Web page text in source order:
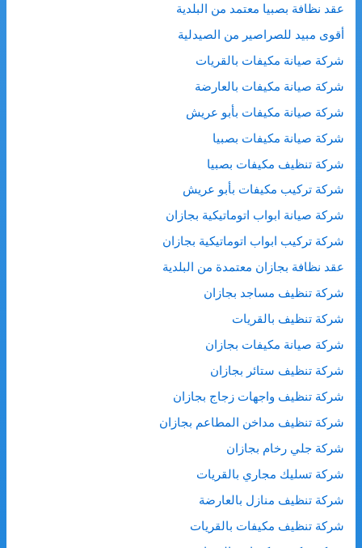
عقد نظافة بصبيا معتمد من البلدية
أقوى مبيد للصراصير من الصيدلية
شركة صيانة مكيفات بالقريات
شركة صيانة مكيفات بالعارضة
شركة صيانة مكيفات بأبو عريش
شركة صيانة مكيفات بصبيا
شركة تنظيف مكيفات بصبيا
شركة تركيب مكيفات بأبو عريش
شركة صيانة ابواب اتوماتيكية بجازان
شركة تركيب ابواب اتوماتيكية بجازان
عقد نظافة بجازان معتمدة من البلدية
شركة تنظيف مساجد بجازان
شركة تنظيف بالقريات
شركة صيانة مكيفات بجازان
شركة تنظيف ستائر بجازان
شركة تنظيف واجهات زجاج بجازان
شركة تنظيف مداخن المطاعم بجازان
شركة جلي رخام بجازان
شركة تسليك مجاري بالقريات
شركة تنظيف منازل بالعارضة
شركة تنظيف مكيفات بالقريات